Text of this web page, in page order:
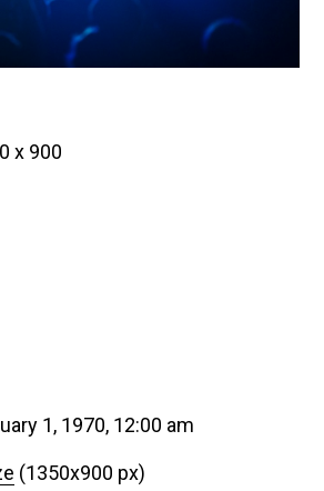
x 900
1, 1970, 12:00 am
(1350x900 px)